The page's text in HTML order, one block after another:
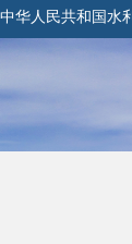
中华人民共和国水